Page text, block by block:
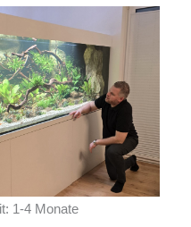
1-4 Monate